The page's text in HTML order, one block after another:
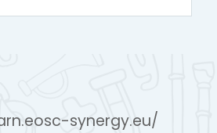
synergy.eu/